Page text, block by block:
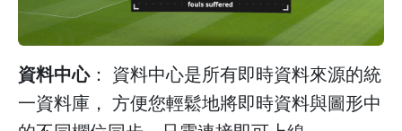
資料中心： 資料中心是所有即時資料來源的統
一資料庫， 方便您輕鬆地將即時資料與圖形中